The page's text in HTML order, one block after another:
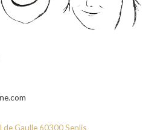
de Gaulle 60300 Senlis